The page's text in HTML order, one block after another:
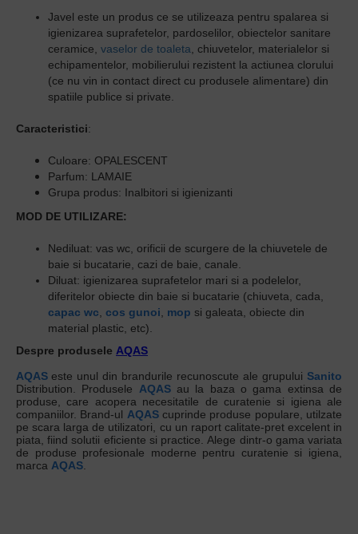
Javel este un produs ce se utilizeaza pentru spalarea si
igienizarea suprafetelor, pardoselilor, obiectelor sanitare
ceramice, vaselor de toaleta , chiuvetelor, materialelor si
echipamentelor, mobilierului rezistent la actiunea clorului
(ce nu vin in contact direct cu produsele alimentare) din
spatiile publice si private.
Caracteristici:
Culoare: OPALESCENT
Parfum: LAMAIE
Grupa produs: Inalbitori si igienizanti
MOD DE UTILIZARE:
Nediluat: vas wc, orificii de scurgere de la chiuvetele de
baie si bucatarie, cazi de baie, canale.
Diluat: igienizarea suprafetelor mari si a podelelor,
diferitelor obiecte din baie si bucatarie (chiuveta, cada,
capac wc cos gunoi mop si galeata, obiecte din
material plastic, etc).
Despre produsele AQAS
AQAS este unul din brandurile recunoscute ale grupului Sanito
Distribution. Produsele AQASau la baza o gama extinsa de
produse, care acopera necesitatile de curatenie si igiena ale
companiilor. Brand-ul AQAScuprinde produse populare, utilzate
pe scara larga de utilizatori, cu un raport calitate-pret excelent in
piata, fiind solutii eficiente si practice. Alege dintr-o gama variata
de produse profesionale moderne pentru curatenie si igiena,
marca AQAS